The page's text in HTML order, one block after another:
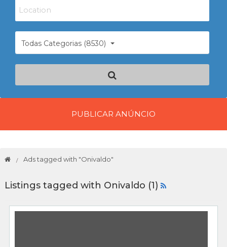
Todas Categorias (8530)
PUBLICAR ANÚNCIO
Ads tagged with "Onivaldo"
Listings tagged with Onivaldo (1)